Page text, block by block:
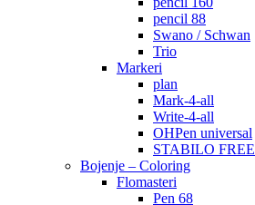
pencil 88
Swano / Schwan
Trio
Markeri
plan
Mark-4-all
Write-4-all
OHPen universal
STABILO FREE
Bojenje – Coloring
Flomasteri
Pen 68